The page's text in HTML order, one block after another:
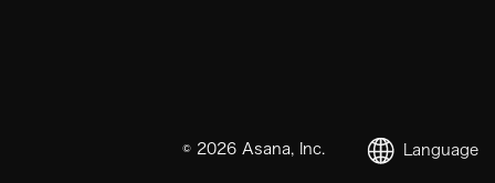
© 2026 Asana, Inc. Language